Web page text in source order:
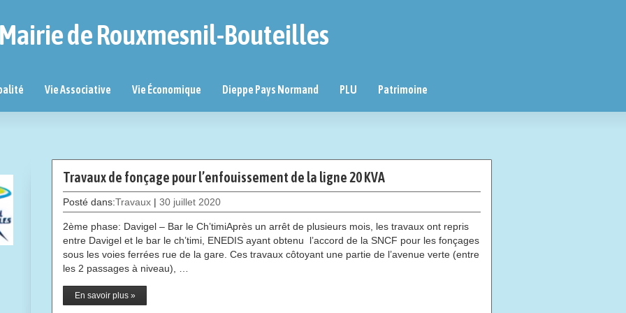
Mairie de Rouxmesnil-Bouteilles
Vie Associative Vie Économique Dieppe Pays Normand PLU Patrimoine
Travaux de fonçage pour l’enfouissement de la ligne 20 KVA
Posté dans:Travaux | 30 juillet 2020
2ème phase: Davigel – Bar le Ch’timiAprès un arrêt de plusieurs mois, les travaux ont repris
entre Davigel et le bar le ch’timi, ENEDIS ayant obtenu l’accord de la SNCF pour les fonçages
sous les voies ferrées rue de la gare. Ces travaux côtoyant une partie de l’avenue verte (entre
les 2 passages à niveau), …
En savoir plus »